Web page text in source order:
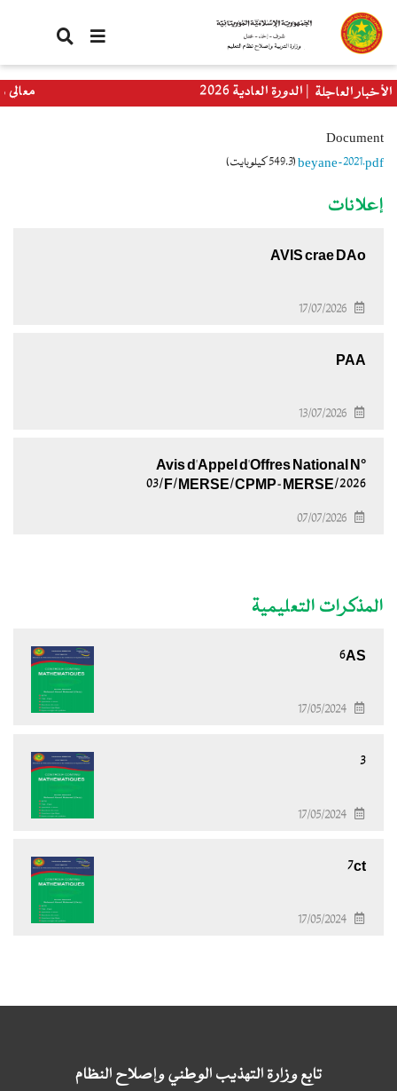
تجاوز
إلى
المحتوى
الرئيسي
الأخبار العاجلةالدورة العادية 2026
معالي
إعلانات
AVIS crae DAo
17/07/2026
PAA
13/07/2026
Avis d'Appel d'Offres National N°
03/F/MERSE/CPMP-MERSE/2026
07/07/2026
المذكرات التعليمية
6AS
17/05/2024
3
17/05/2024
7ct
17/05/2024
Document
beyane-2021.pdf(549.3 كيلوبايت)
تابع وزارة التهذيب الوطني وإصلاح النظام